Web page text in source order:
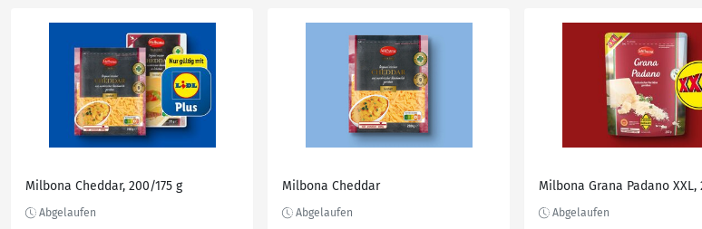
Milbona Cheddar, 200/175 g Milbona Cheddar Milbona Grana Padano XXL,